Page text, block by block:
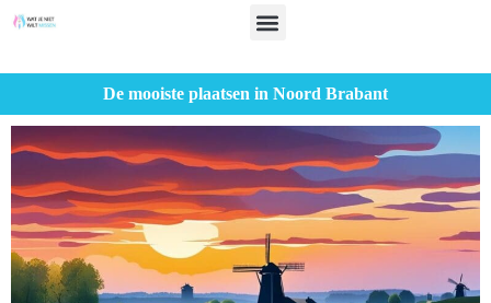
De mooiste plaatsen in Noord Brabant